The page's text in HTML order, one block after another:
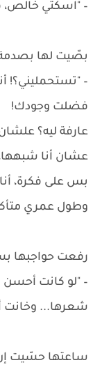
– "اسكتي خالص،
بصّيت لها بصدمة
– "تستحمليني؟!
فضلت وجودك!
عارفة ليه؟
عشان أنا
بس على فكرة،
وطول عمري
رفعت حواجبها
– "لو كانت
شعرها... وخانت
ساعتها حسّيت إن